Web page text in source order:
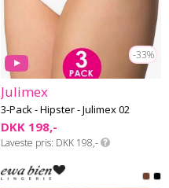
-33%
Julimex
3-Pack - Hipster - Julimex 02
DKK 198,-
Laveste pris DKK 198,-